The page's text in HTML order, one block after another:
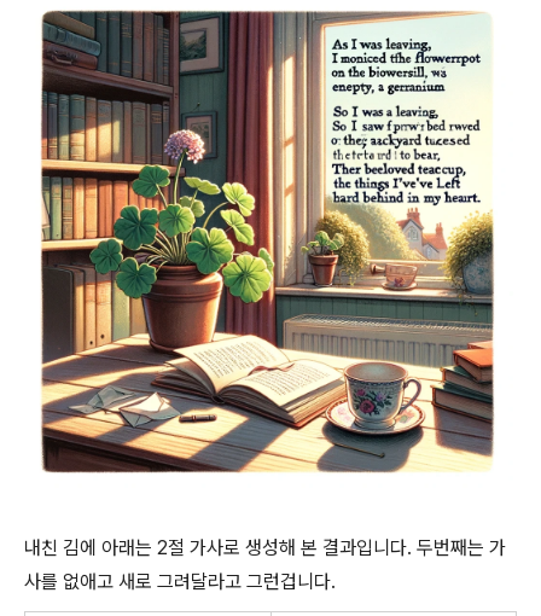
내친 김에 아래는 2절 가사로 생성해 본 결과입니다. 두번째는 가
사를 없애고 새로 그려달라고 그런겁니다.